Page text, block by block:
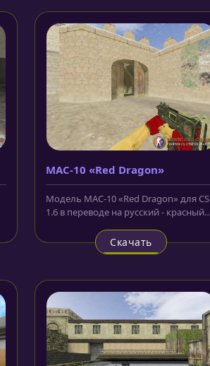
MAC-10 «Red Dragon»
Модель MAC-10 «Red Dragon» для CS
1.6 в переводе на русский - красный
Скачать